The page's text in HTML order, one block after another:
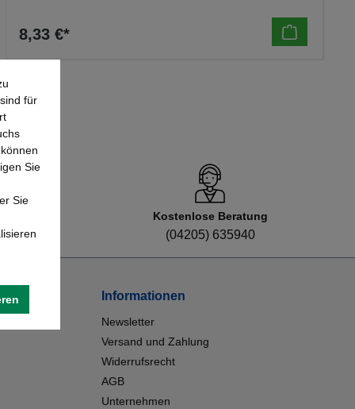
8,33 €*
Kostenlose Beratung
(04205) 635940
Informationen
Newsletter
Versand und Zahlung
Widerrufsrecht
AGB
Unternehmen
für
Sie
Sie